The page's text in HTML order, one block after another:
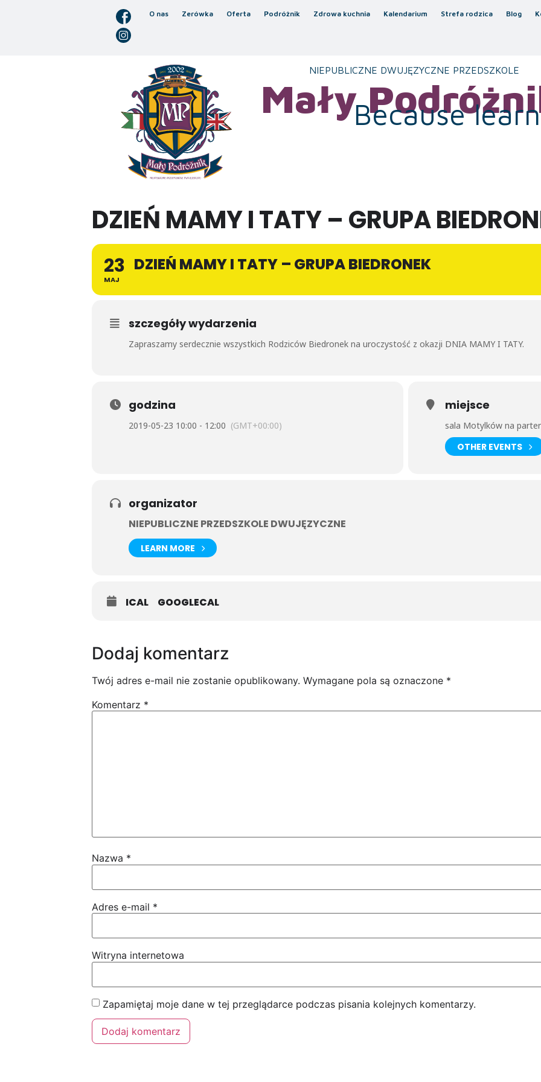
O nas Zerówka Oferta Podróżnik Zdrowa kuchnia Kalendarium Strefa rodzica Blog
NIEPUBLICZNE DWUJĘZYCZNE PRZEDSZKOLE
MałyBecause
DZIEŃ MAMY I TATY – GRUPA
23
MAJ
DZIEŃ MAMY I TATY – GRUPA BIEDRONEK
szczegóły wydarzenia
Zapraszamy serdecznie wszystkich Rodziców Biedronek na uroczystość z okazji DNIA MAMY I TATY.
godzina
2019-05-23 10:00 - 12:00 (GMT+00:00)
miejsce
sala Motylków na
OTHER EVENTS
organizator
NIEPUBLICZNE PRZEDSZKOLE DWUJĘZYCZNE
LEARN MORE
ICAL GOOGLECAL
Dodaj komentarz
Twój adres e-mail nie zostanie opublikowany. Wymagane pola są oznaczone *
Komentarz *
Nazwa *
Adres e-mail *
Witryna internetowa
Zapamiętaj moje dane w tej przeglądarce podczas pisania kolejnych komentarzy.